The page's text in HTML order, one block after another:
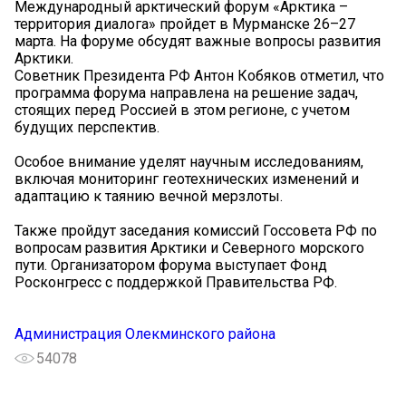
Международный арктический форум «Арктика –
территория диалога» пройдет в Мурманске 26–27
марта. На форуме обсудят важные вопросы развития
Арктики.
Советник Президента РФ Антон Кобяков отметил, что
программа форума направлена на решение задач,
стоящих перед Россией в этом регионе, с учетом
будущих перспектив.
Особое внимание уделят научным исследованиям,
включая мониторинг геотехнических изменений и
адаптацию к таянию вечной мерзлоты.
Также пройдут заседания комиссий Госсовета РФ по
вопросам развития Арктики и Северного морского
пути. Организатором форума выступает Фонд
Росконгресс с поддержкой Правительства РФ.
Администрация Олекминского района
54078